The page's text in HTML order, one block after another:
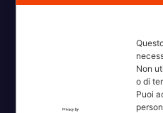
Erba, Brianza, Lario:
ricorda la
Non
o di
Puoi